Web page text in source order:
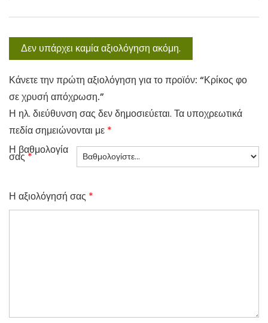
Δεν υπάρχει καμία αξιολόγηση ακόμη.
Κάνετε την πρώτη αξιολόγηση για το προϊόν: “Κρίκος φο
σε χρυσή απόχρωση.”
Η ηλ. διεύθυνση σας δεν δημοσιεύεται. Τα υποχρεωτικά
πεδία σημειώνονται με *
Η βαθμολογία
σας*
Η αξιολόγησή σας *